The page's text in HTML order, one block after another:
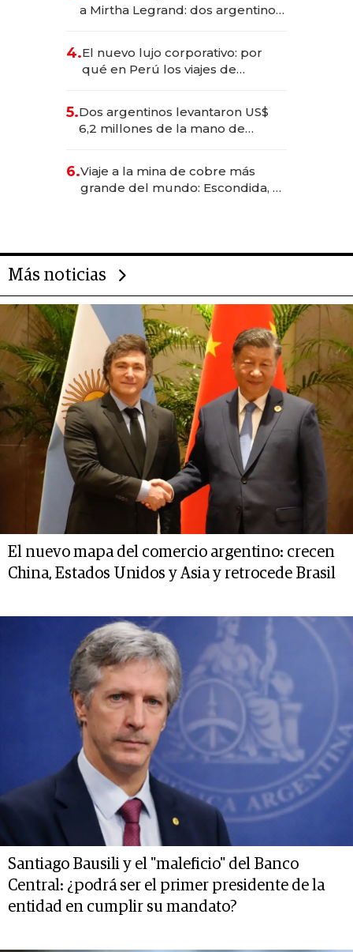
a Mirtha Legrand: dos argentinos
4.El nuevo lujo corporativo: por
qué en Perú los viajes de
para convertirse en experiencias
transformadoras
5.Dos argentinos levantaron US$
6,2 millones de la mano de
6.Viaje a la mina de cobre más
grande del mundo: Escondida, el
Más noticias
El nuevo mapa del comercio argentino: crecen
China, Estados Unidos y Asia y retrocede Brasil
Santiago Bausili y el "maleficio" del Banco
Central: ¿podrá ser el primer presidente de la
entidad en cumplir su mandato?